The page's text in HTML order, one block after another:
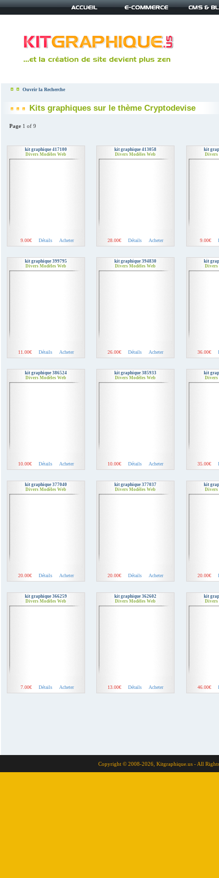
Ouvrir la Recherche
Kits graphiques sur le thème Cryptodevise
Page 1 of 9
kit graphique 417100
Divers Modèles Web
9.00€ Détails Acheter
kit graphique 413058
Divers Modèles Web
28.00€ Détails Acheter
kit
Divers
9.00€
kit graphique 399795
Divers Modèles Web
11.00€ Détails Acheter
kit graphique 394830
Divers Modèles Web
26.00€ Détails Acheter
kit
Divers
36.00€
kit graphique 386524
Divers Modèles Web
10.00€ Détails Acheter
kit graphique 385933
Divers Modèles Web
10.00€ Détails Acheter
kit
Divers
35.00€
kit graphique 377040
Divers Modèles Web
20.00€ Détails Acheter
kit graphique 377037
Divers Modèles Web
20.00€ Détails Acheter
kit
Divers
20.00€
kit graphique 366259
Divers Modèles Web
7.00€ Détails Acheter
kit graphique 362602
Divers Modèles Web
13.00€ Détails Acheter
kit
Divers
46.00€
Copyright © 2008-2026, Kitgraphique.us - All